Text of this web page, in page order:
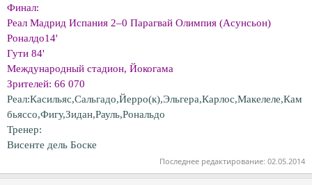
Финал:
Реал Мадрид Испания 2–0 Парагвай Олимпия (Асунсьон)
Роналдо14'
Гути 84'
Международный стадион, Йокогама
Зрителей: 66 070
Реал:Касильяс,Сальгадо,Йерро(к),Эльгера,Карлос,Макелеле,Кам
бьяссо,Фигу,Зидан,Рауль,Рональдо
Тренер:
Висенте дель Боске
Последнее редактирование: 02.05.2014